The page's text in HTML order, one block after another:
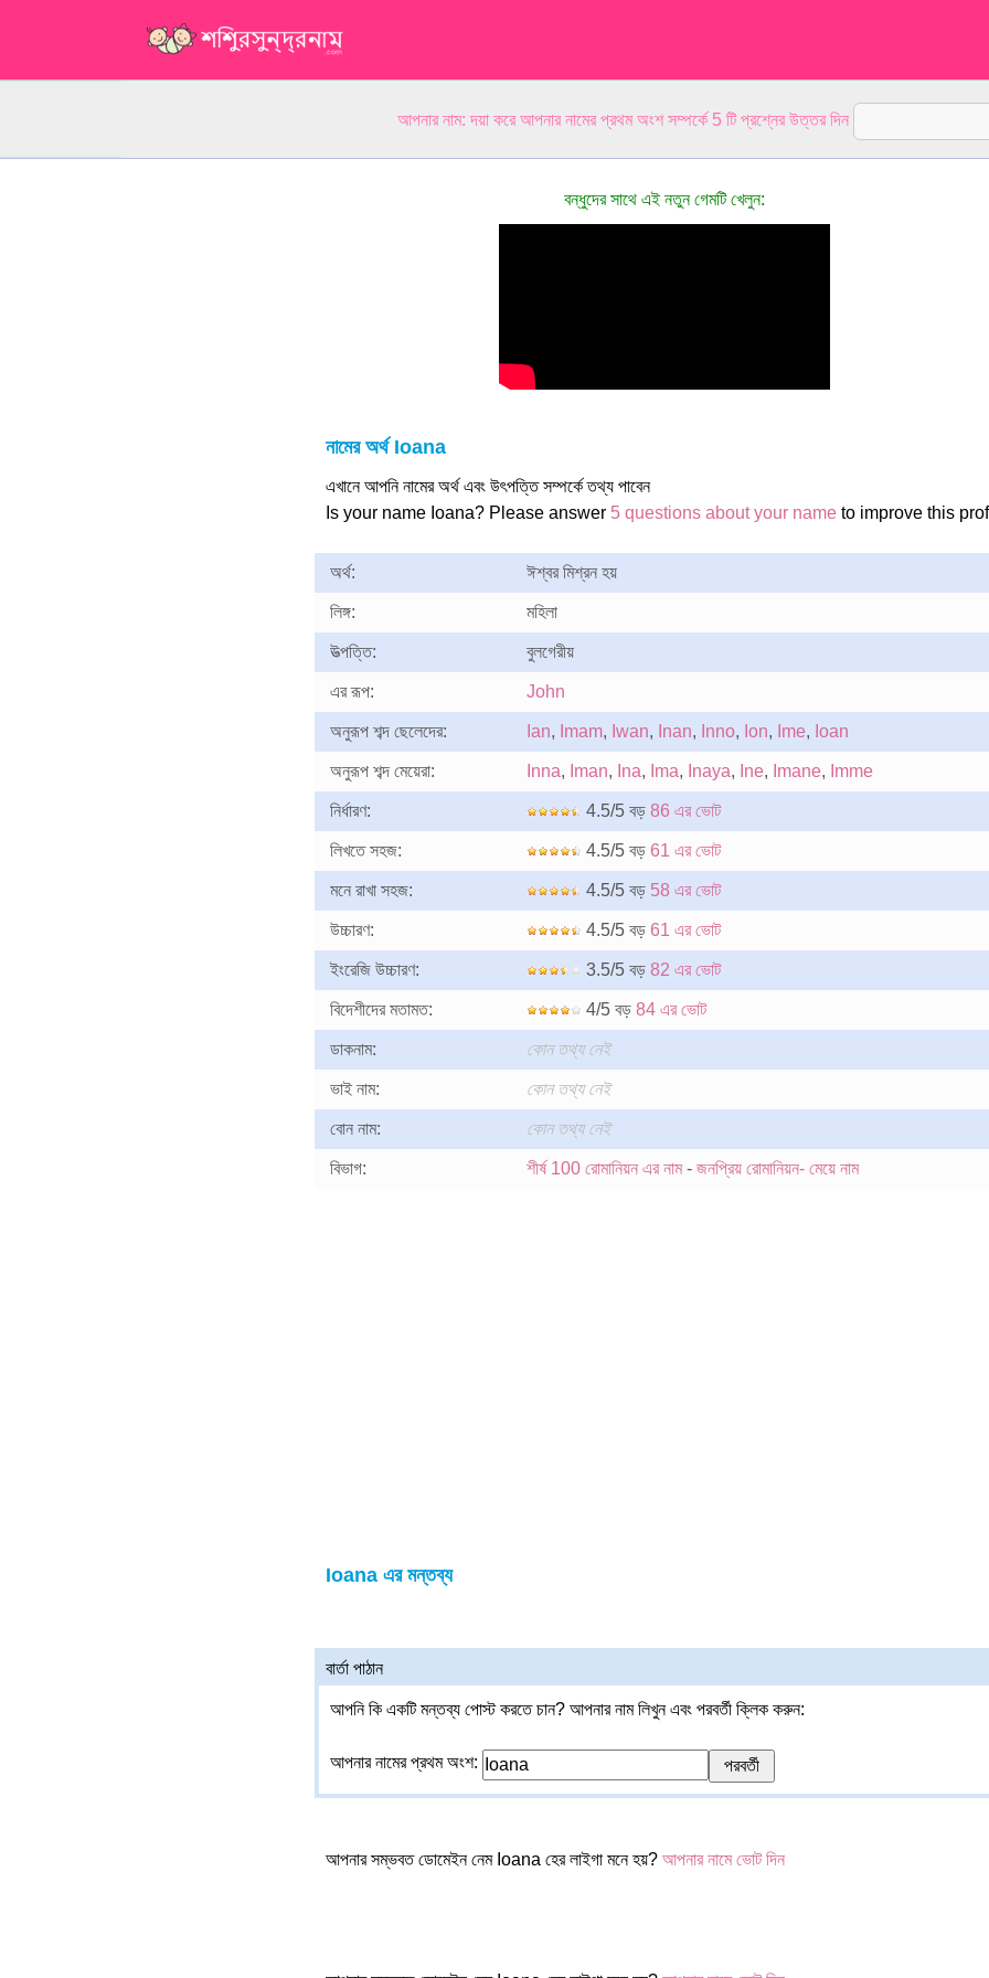
আপনার নাম: দয়া করে আপনার নামের প্রথম অংশ সম্পর্কে 5 টি প্রশ্নের উত্তর দিন
বন্ধুদের সাথে এই নতুন গেমটি খেলুন:
নামের অর্থ Ioana
এখানে আপনি নামের অর্থ এবং উৎপত্তি সম্পর্কে তথ্য পাবেন
Is your name Ioana? Please answer 5 questions about your nameto improve this
অর্থ: ঈশ্বর মিশ্রন হয়
লিঙ্গ: মহিলা
উত্পত্তি: বুলগেরীয়
এর রূপ: John
অনুরূপ শব্দ ছেলেদের: Ian, Imam, Iwan, Inan, Inno, Ion, Ime, Ioan
অনুরূপ শব্দ মেয়েরা: Inna, Iman, Ina, Ima, Inaya, Ine, Imane, Imme
নির্ধারণ: 4.5/5 বড় 86 এর ভোট
লিখতে সহজ: 4.5/5 বড় 61 এর ভোট
মনে রাখা সহজ: 4.5/5 বড় 58 এর ভোট
উচ্চারণ: 4.5/5 বড় 61 এর ভোট
ইংরেজি উচ্চারণ: 3.5/5 বড় 82 এর ভোট
বিদেশীদের মতামত: 4/5 বড় 84 এর ভোট
ডাকনাম: কোন তথ্য নেই
ভাই নাম: কোন তথ্য নেই
বোন নাম: কোন তথ্য নেই
বিভাগ: শীর্ষ 100 রোমানিয়ন এর নাম- জনপ্রিয় রোমানিয়ন- মেয়ে নাম
Ioana এর মন্তব্য
বার্তা পাঠান
আপনি কি একটি মন্তব্য পোস্ট করতে চান? আপনার নাম লিখুন এবং পরবর্তী ক্লিক করুন:
আপনার নামের প্রথম অংশ:
আপনার সম্ভবত ডোমেইন নেম Ioana হের লাইগা মনে হয়? আপনার নামে ভোট দিন